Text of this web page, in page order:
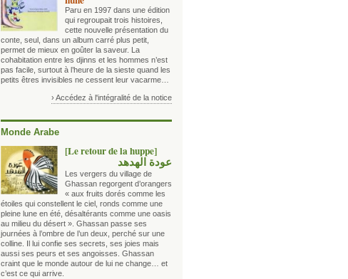
Paru en 1997 dans une édition
qui regroupait trois histoires,
cette nouvelle présentation du
conte, seul, dans un album carré plus petit,
permet de mieux en goûter la saveur. La
cohabitation entre les djinns et les hommes n’est
pas facile, surtout à l’heure de la sieste quand les
petits êtres invisibles ne cessent leur vacarme…
› Accédez à l'intégralité de la notice
Monde Arabe
[Le retour de la huppe]
عودة الهدهد
Les vergers du village de
Ghassan regorgent d’orangers
« aux fruits dorés comme les
étoiles qui constellent le ciel, ronds comme une
pleine lune en été, désaltérants comme une oasis
au milieu du désert ». Ghassan passe ses
journées à l’ombre de l’un deux, perché sur une
colline. Il lui confie ses secrets, ses joies mais
aussi ses peurs et ses angoisses. Ghassan
craint que le monde autour de lui ne change… et
c’est ce qui arrive.